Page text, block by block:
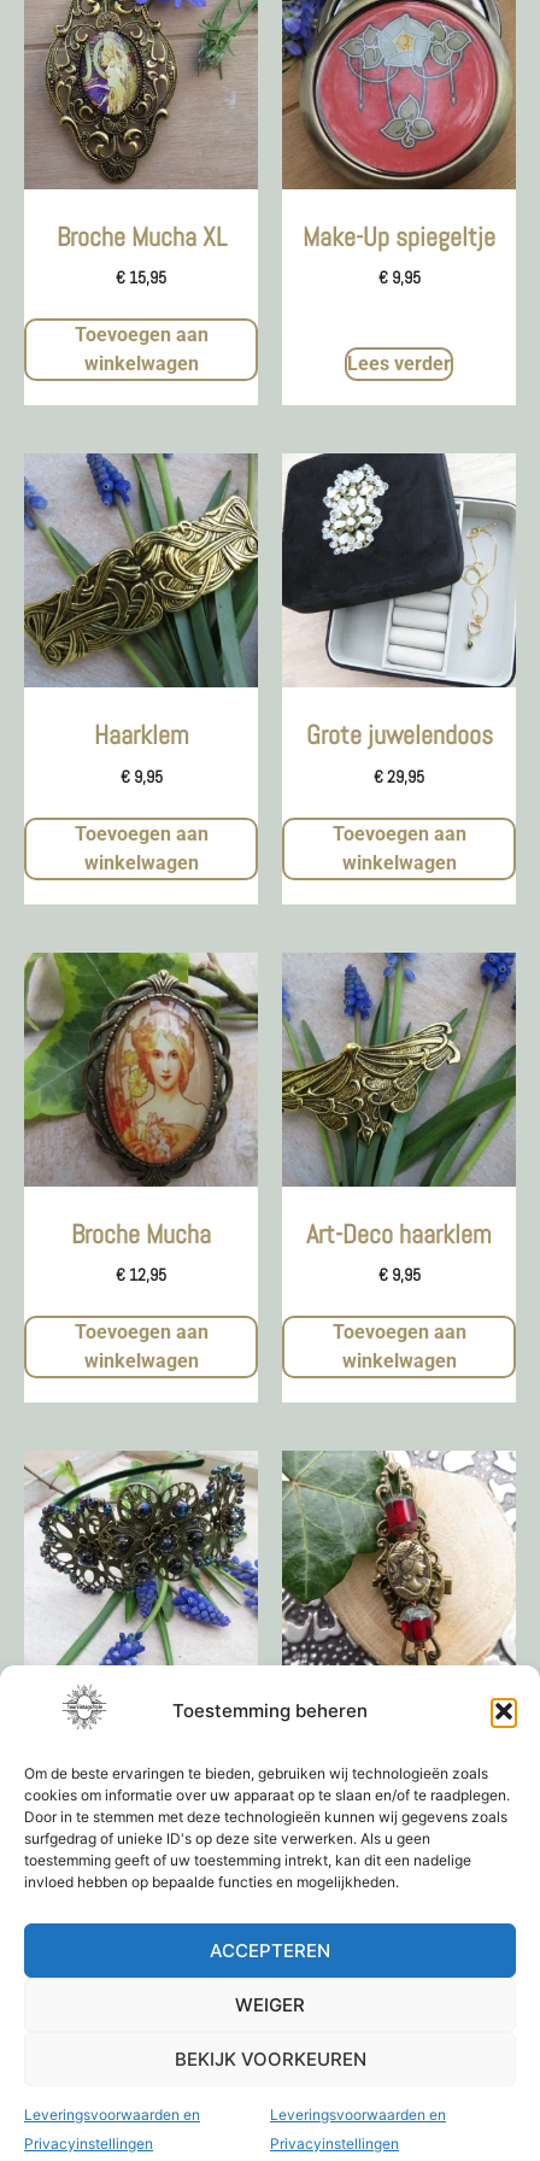
Toestemming beheren
Om de beste ervaringen te bieden, gebruiken wij technologieën zoals
cookies om informatie over uw apparaat op te slaan en/of te raadplegen.
Door in te stemmen met deze technologieën kunnen wij gegevens zoals
surfgedrag of unieke ID's op deze site verwerken. Als u geen
toestemming geeft of uw toestemming intrekt, kan dit een nadelige
invloed hebben op bepaalde functies en mogelijkheden.
ACCEPTEREN
WEIGER
BEKIJK VOORKEUREN
Leveringsvoorwaarden en
Privacyinstellingen
Leveringsvoorwaarden en
Privacyinstellingen
Broche Mucha XL
€ 15,95
Toevoegen aan
winkelwagen
Make-Up spiegeltje
€9,95
Lees verder
Haarklem
€9,95
Toevoegen aan
winkelwagen
Grote juwelendoos
€29,95
Toevoegen aan
winkelwagen
Broche Mucha
€ 12,95
Toevoegen aan
winkelwagen
Art-Deco haarklem
€9,95
Toevoegen aan
winkelwagen
€49,95
Toevoegen aan
winkelwagen
Lief kleine broche rood
€9,95
Toevoegen aan
winkelwagen